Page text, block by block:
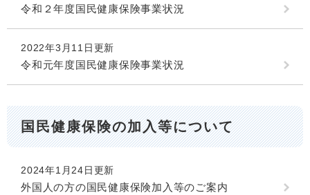
令和２年度国民健康保険事業状況
2022年3月11日更新
令和元年度国民健康保険事業状況
国民健康保険の加入等について
2024年1月24日更新
外国人の方の国民健康保険加入等のご案内